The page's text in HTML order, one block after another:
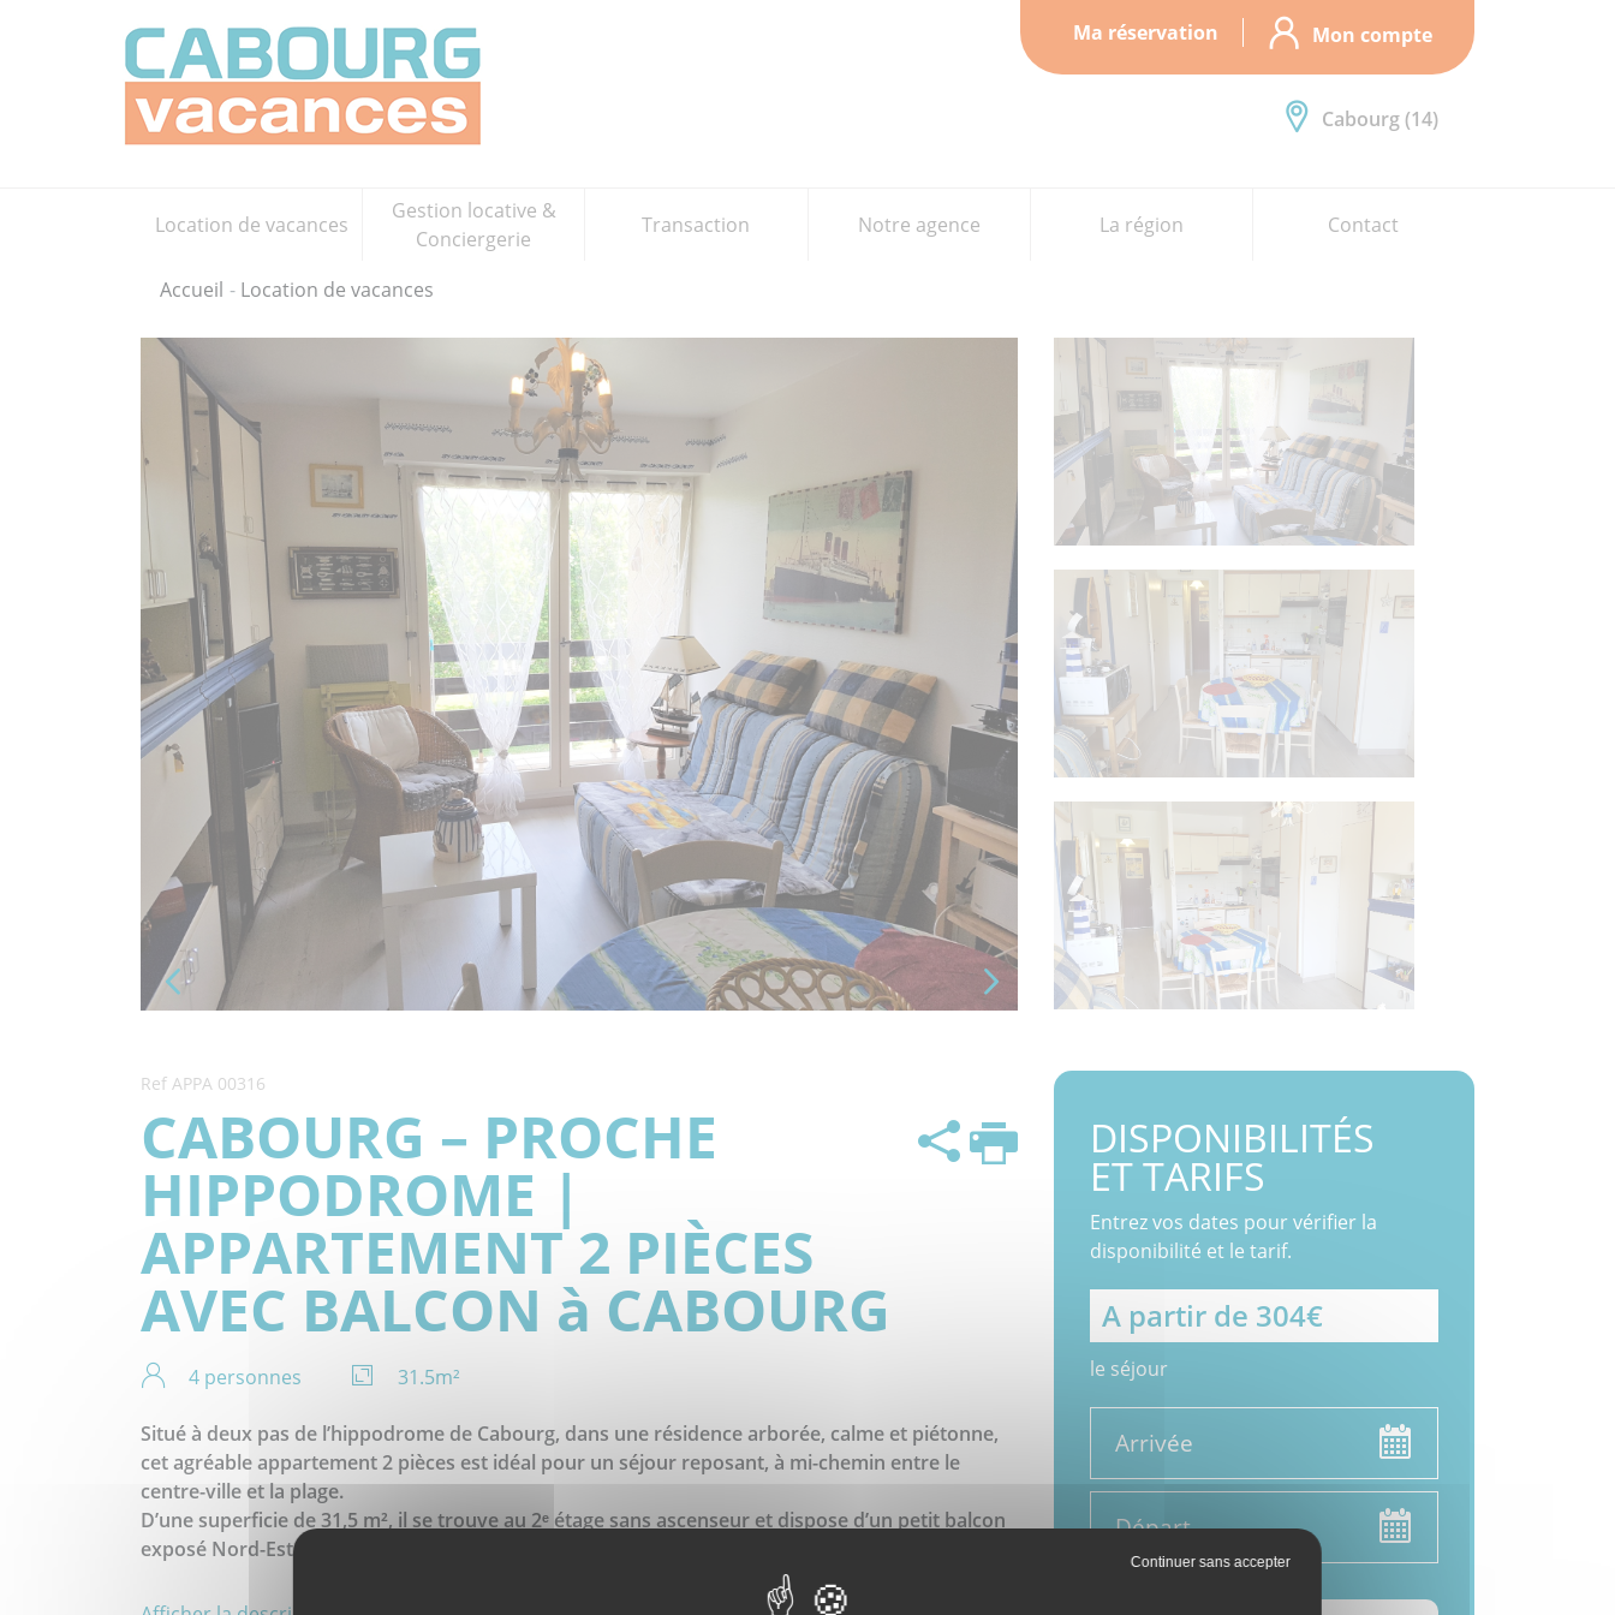
Ma réservation Mon compte
Cabourg (14)
Location de vacances
Gestion locative &
Conciergerie
Transaction Notre agence La région Contact
Accueil Location de vacances
Ref APPA 00316
CABOURG – PROCHE
HIPPODROME |
APPARTEMENT 2 PIÈCES
AVEC BALCON à CABOURG
Partager
4 personnes 31.5m²
Situé à deux pas de l’hippodrome de Cabourg, dans une résidence arborée, calme et piétonne,
cet agréable appartement 2 pièces est idéal pour un séjour reposant, à mi-chemin entre le
centre-ville et la plage.
D’une superficie de 31,5 m², il se trouve au 2ᵉ étage sans ascenseur et dispose d’un petit balcon
exposé Nord-Est, parfait pour profiter d’un petit-déjeuner ou d’un déjeuner au soleil.
???? L’appartement se compose de :
DISPONIBILITÉS
ET TARIFS
Entrez vos dates pour vérifier la
disponibilité et le tarif.
A partir de 304€
le séjour
Date d'arrivée
Date de départ